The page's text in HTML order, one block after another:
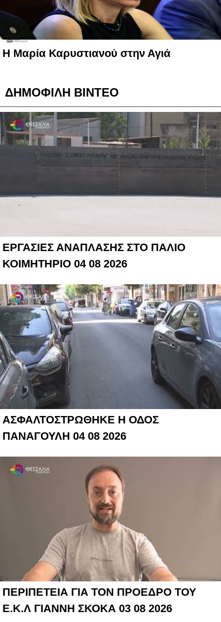
Η Μαρία Καρυστιανού στην Αγιά
ΔΗΜΟΦΙΛΗ ΒΙΝΤΕΟ
ΕΡΓΑΣΙΕΣ ΑΝΑΠΛΑΣΗΣ ΣΤΟ ΠΑΛΙΟ
ΚΟΙΜΗΤΗΡΙΟ 04 08 2026
ΑΣΦΑΛΤΟΣΤΡΩΘΗΚΕ Η ΟΔΟΣ
ΠΑΝΑΓΟΥΛΗ 04 08 2026
ΠΕΡΙΠΕΤΕΙΑ ΓΙΑ ΤΟΝ ΠΡΟΕΔΡΟ ΤΟΥ
Ε.Κ.Λ ΓΙΑΝΝΗ ΣΚΟΚΑ 03 08 2026